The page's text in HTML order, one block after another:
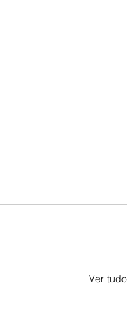
Ver tudo